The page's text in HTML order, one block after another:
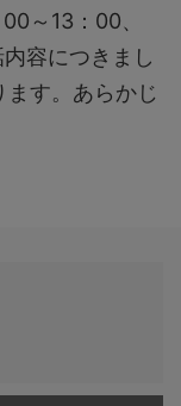
～13：00、
容につきまし
す。あらかじ